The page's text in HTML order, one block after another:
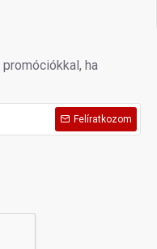
ha
Felíratkozom